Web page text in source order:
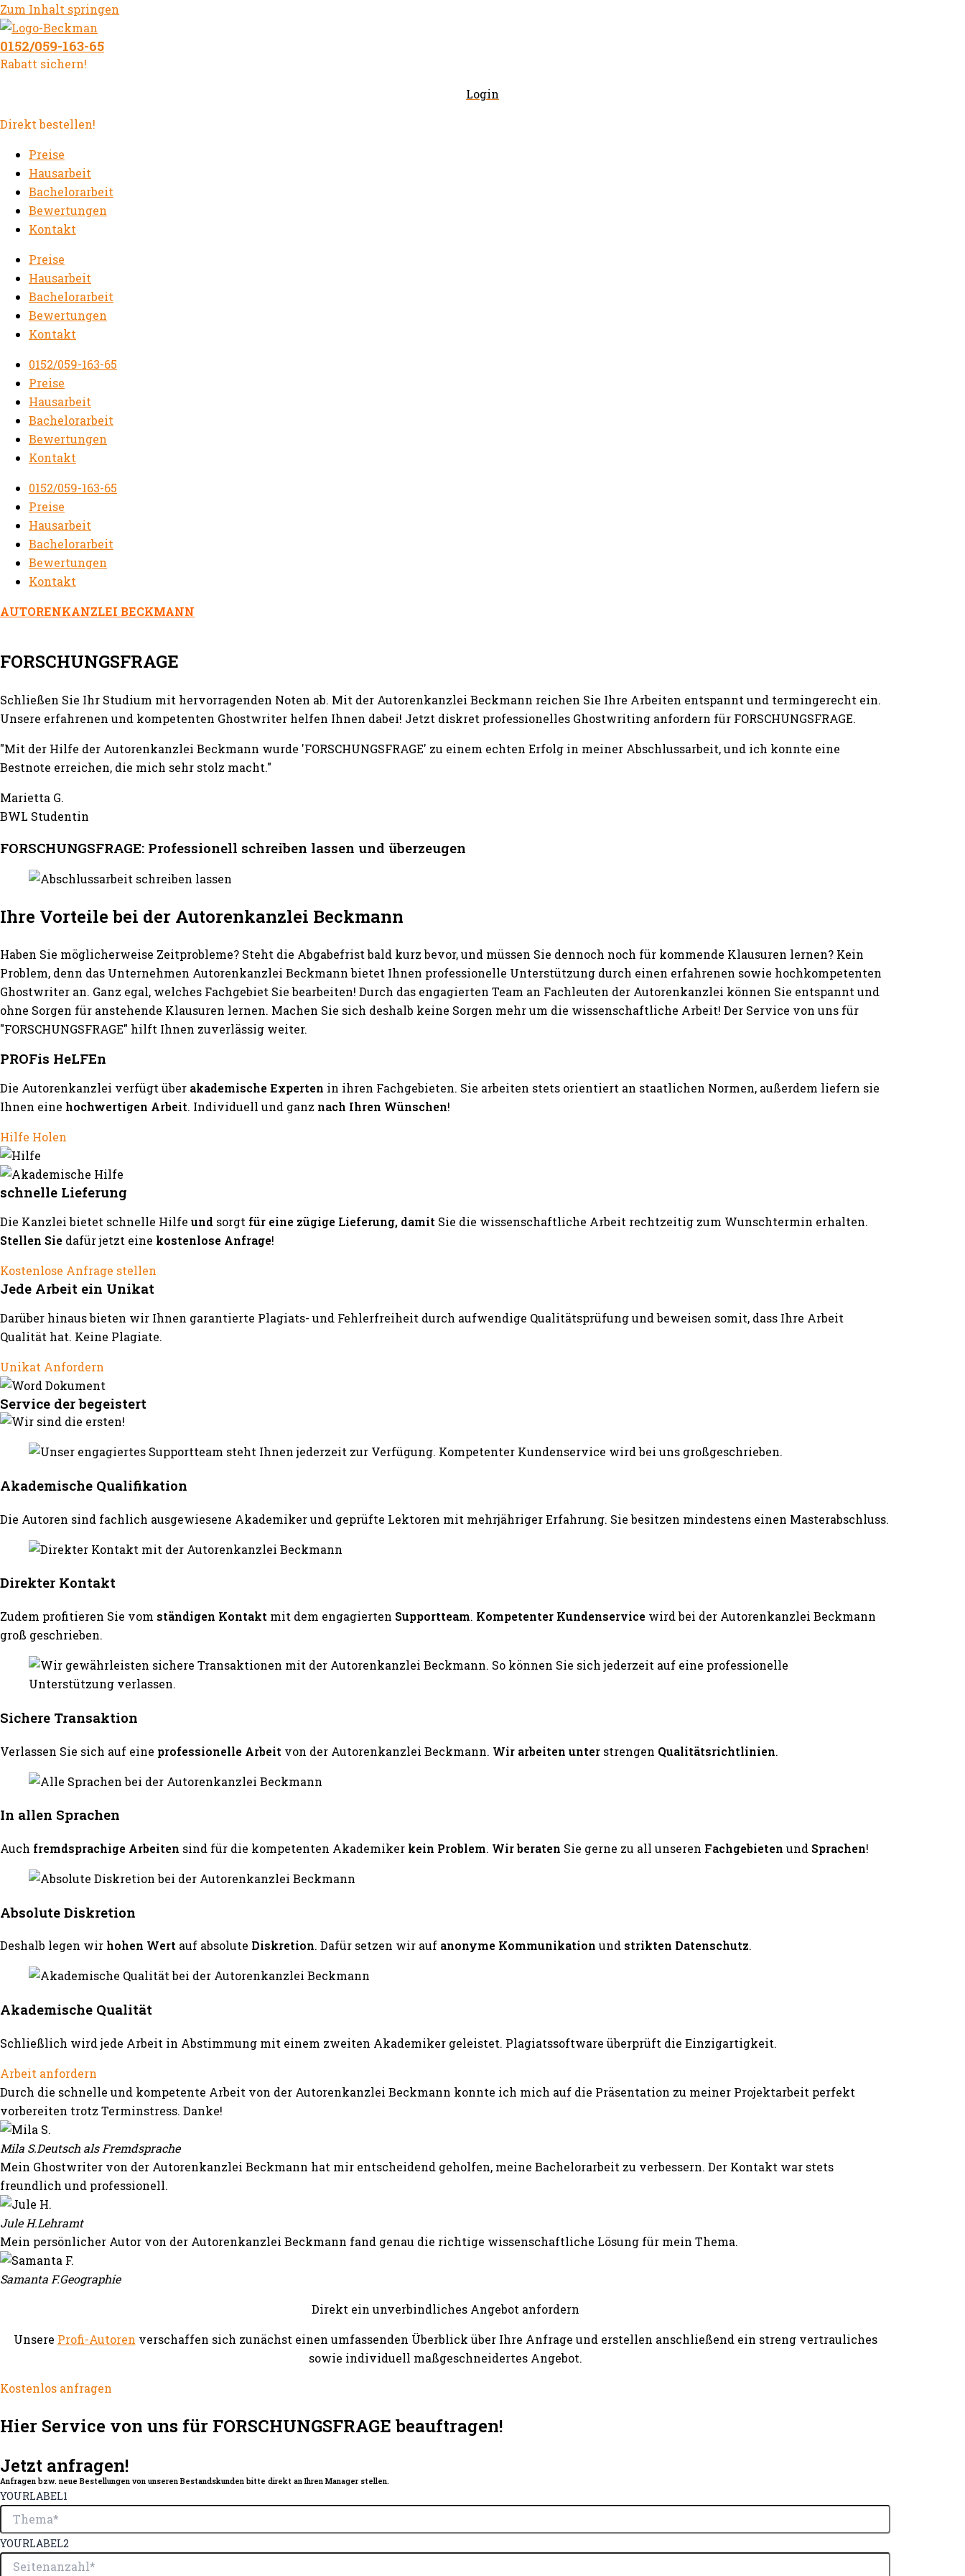
Zum Inhalt springen
0152/059-163-65
Rabatt sichern!
Login
Direkt bestellen!
Preise
Hausarbeit
Bachelorarbeit
Bewertungen
Kontakt
Preise
Hausarbeit
Bachelorarbeit
Bewertungen
Kontakt
0152/059-163-65
Preise
Hausarbeit
Bachelorarbeit
Bewertungen
Kontakt
0152/059-163-65
Preise
Hausarbeit
Bachelorarbeit
Bewertungen
Kontakt
AUTORENKANZLEI BECKMANN
FORSCHUNGSFRAGE
Schließen Sie Ihr Studium mit hervorragenden Noten ab. Mit der Autorenkanzlei Beckmann reichen Sie Ihre Arbeiten entspannt und termingerecht ein.
Unsere erfahrenen und kompetenten Ghostwriter helfen Ihnen dabei! Jetzt diskret professionelles Ghostwriting anfordern für FORSCHUNGSFRAGE.
"Mit der Hilfe der Autorenkanzlei Beckmann wurde 'FORSCHUNGSFRAGE' zu einem echten Erfolg in meiner Abschlussarbeit, und ich konnte eine
Bestnote erreichen, die mich sehr stolz macht."
Marietta G.
BWL Studentin
FORSCHUNGSFRAGE: Professionell schreiben lassen und überzeugen
Ihre Vorteile bei der Autorenkanzlei Beckmann
Haben Sie möglicherweise Zeitprobleme? Steht die Abgabefrist bald kurz bevor, und müssen Sie dennoch noch für kommende Klausuren lernen? Kein
Problem, denn das Unternehmen Autorenkanzlei Beckmann bietet Ihnen professionelle Unterstützung durch einen erfahrenen sowie hochkompetenten
Ghostwriter an. Ganz egal, welches Fachgebiet Sie bearbeiten! Durch das engagierten Team an Fachleuten der Autorenkanzlei können Sie entspannt und
ohne Sorgen für anstehende Klausuren lernen. Machen Sie sich deshalb keine Sorgen mehr um die wissenschaftliche Arbeit! Der Service von uns für
"FORSCHUNGSFRAGE" hilft Ihnen zuverlässig weiter.
PROFis HeLFEn
Die Autorenkanzlei verfügt über akademische Experten in ihren Fachgebieten. Sie arbeiten stets orientiert an staatlichen Normen, außerdem liefern sie
Ihnen eine hochwertigen Arbeit. Individuell und ganz nach Ihren Wünschen!
Hilfe Holen
schnelle Lieferung
Die Kanzlei bietet schnelle Hilfe und sorgt für eine zügige Lieferung, damit Sie die wissenschaftliche Arbeit rechtzeitig zum Wunschtermin erhalten.
Stellen Sie dafür jetzt eine kostenlose Anfrage!
Kostenlose Anfrage stellen
Jede Arbeit ein Unikat
Darüber hinaus bieten wir Ihnen garantierte Plagiats- und Fehlerfreiheit durch aufwendige Qualitätsprüfung und beweisen somit, dass Ihre Arbeit
Qualität hat. Keine Plagiate.
Unikat Anfordern
Service der begeistert
Akademische Qualifikation
Die Autoren sind fachlich ausgewiesene Akademiker und geprüfte Lektoren mit mehrjähriger Erfahrung. Sie besitzen mindestens einen Masterabschluss.
Direkter Kontakt
Zudem profitieren Sie vom ständigen Kontakt mit dem engagierten Supportteam. Kompetenter Kundenservice wird bei der Autorenkanzlei Beckmann
groß geschrieben.
Sichere Transaktion
Verlassen Sie sich auf eine professionelle Arbeit von der Autorenkanzlei Beckmann. Wir arbeiten unter strengen Qualitätsrichtlinien.
In allen Sprachen
Auch fremdsprachige Arbeiten sind für die kompetenten Akademiker kein Problem. Wir beraten Sie gerne zu all unseren Fachgebieten und Sprachen!
Absolute Diskretion
Deshalb legen wirhohen Wert auf absolute Diskretion. Dafür setzen wir auf anonyme Kommunikation und strikten Datenschutz.
Akademische Qualität
Schließlich wird jede Arbeit in Abstimmung mit einem zweiten Akademiker geleistet. Plagiatssoftware überprüft die Einzigartigkeit.
Arbeit anfordern
Durch die schnelle und kompetente Arbeit von der Autorenkanzlei Beckmann konnte ich mich auf die Präsentation zu meiner Projektarbeit perfekt
vorbereiten trotz Terminstress. Danke!
Mila S.Deutsch als Fremdsprache
Mein Ghostwriter von der Autorenkanzlei Beckmann hat mir entscheidend geholfen, meine Bachelorarbeit zu verbessern. Der Kontakt war stets
freundlich und professionell.
Jule H.Lehramt
Mein persönlicher Autor von der Autorenkanzlei Beckmann fand genau die richtige wissenschaftliche Lösung für mein Thema.
Samanta F.Geographie
Direkt ein unverbindliches Angebot anfordern
Unsere Profi-Autoren verschaffen sich zunächst einen umfassenden Überblick über Ihre Anfrage und erstellen anschließend ein streng vertrauliches
sowie individuell maßgeschneidertes Angebot.
Kostenlos anfragen
Hier Service von uns für FORSCHUNGSFRAGE beauftragen!
Jetzt anfragen!
Anfragen bzw. neue Bestellungen von unseren Bestandskunden bitte direkt an Ihren Manager stellen.
YOURLABEL1
YOURLABEL2